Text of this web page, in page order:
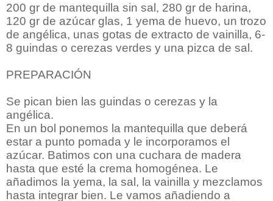
200 gr de mantequilla sin sal, 280 gr de harina,
120 gr de azúcar glas, 1 yema de huevo, un trozo
de angélica, unas gotas de extracto de vainilla, 6-
8 guindas o cerezas verdes y una pizca de sal.
PREPARACIÓN
Se pican bien las guindas o cerezas y la
angélica.
En un bol ponemos la mantequilla que deberá
estar a punto pomada y le incorporamos el
azúcar. Batimos con una cuchara de madera
hasta que esté la crema homogénea. Le
añadimos la yema, la sal, la vainilla y mezclamos
hasta integrar bien. Le vamos añadiendo a